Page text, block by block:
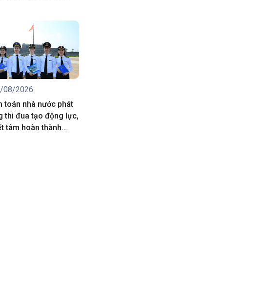
08/2026
toán nhà nước phát
thi đua tạo động lực,
tâm hoàn thành